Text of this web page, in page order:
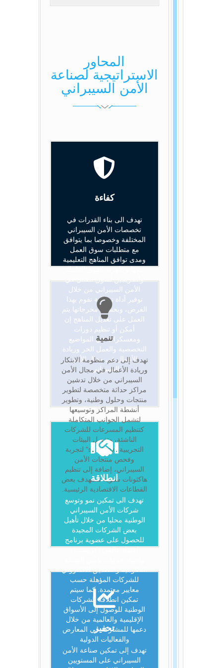
المحاور
الاستراتيجية لصناعة
الأمن السيبراني
كفاءة
تهدف الى بناء القدرات في
تخصصات الأمن السيبراني
المختلفة وخصوصا بما يتوافق
مع متطلبات سوق العمل
ومدى توافق المناهج التعليمية
معها وجاهزية القوى العاملة
والخريجين لسوق العمل في
الأمن السيبراني من خلال
توفير أداة تحليلية تقوم بهذا
الغرض، وبحسب مخرجاتها يتم
العمل على تعديل المناهج إن
أمكن أو تنظيم دورات
ومعسكرات في المواضيع
التخصصية والعمل الحر وريادة
الأعمال في مجال الأمن
السيبراني.
تنمية
تهدف إلى دعم منظومة الابتكار
وريادة الأعمال في مجال الأمن
السيبراني من خلال تدشين
مراكز حداثة متخصصة لتطوير
منتجات وحلول وطنية، وتطوير
أنشطة المراكز وتوسيعها
لتشمل الجوانب المتكاملة
كتنظيم المسرعات للشركات
الناشئة، وتفعيل البيئات
التجريبية "sandbox" لتجربة
وفحص منتجات الأمن
السيبراني، إضافة إلى تنظيم
هاكثونات سنوية تستهدف بعض
القطاعات الاقتصادية الرئيسية.
انطلاقة
تهدف الى تمكين نمو وتوسع
شركات الأمن السيبراني
الوطنية محليا من خلال تأهيل
بعض الشركات المجيدة
للحصول على عضوية برنامج
اعتماد عالمي "كريست"،
الحكومية والتصديق الالكتروني
للشركات المؤهلة حسب
معايير معتمدة. كما سيتم
تمكين انطلاقة الشركات
الوطنية للوصول إلى الأسواق
الإقليمية والعالمية من خلال
دعمها للمشاركة في المعارض
والفعاليات الدولية
تحفيز
تهدف إلى تمكين صناعة الأمن
السيبراني على المستويين